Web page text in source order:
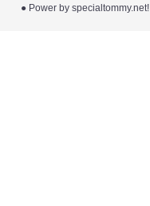
● Power by specialtommy.net!